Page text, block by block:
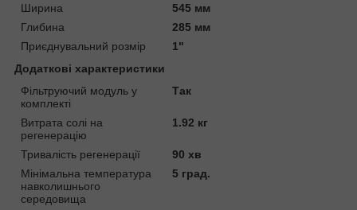
Ширина
545 мм
Глибина
285 мм
Приєднувальний розмір
1"
Додаткові характеристики
Фільтруючий модуль у
комплекті
Так
Витрата солі на
регенерацію
1.92 кг
Тривалість регенерації
90 хв
Мінімальна температура
навколишнього
середовища
5 град.